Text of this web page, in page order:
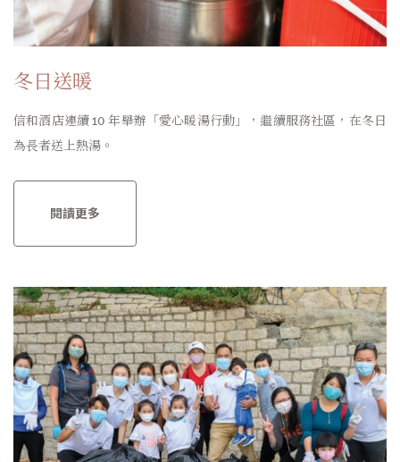
冬日送暖
信和酒店連續 10 年舉辦「愛心暖湯行動」，繼續服務社區，在冬日
為長者送上熱湯。
閱讀更多